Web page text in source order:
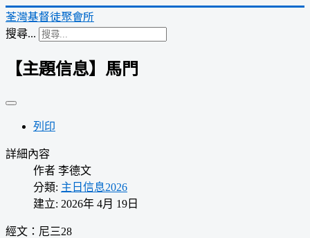
荃灣基督徒聚會所
搜尋...
【主題信息】馬門
列印
詳細內容
作者 李德文
分類: 主日信息2026
建立: 2026年 4月 19日
經文：尼三28